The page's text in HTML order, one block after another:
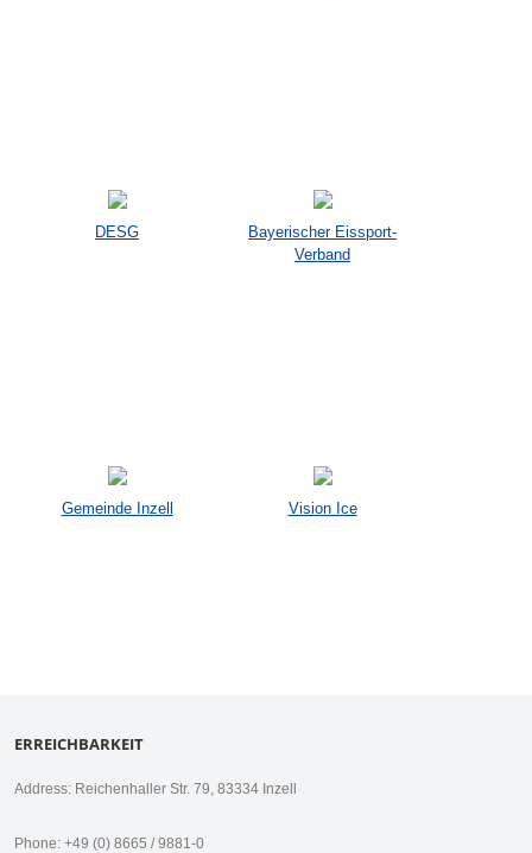
DESG
Bayerischer Eissport-
Verband
Gemeinde Inzell Vision Ice
ERREICHBARKEIT
Address: Reichenhaller Str. 79, 83334 Inzell
Phone: +49 (0) 8665 / 9881-0